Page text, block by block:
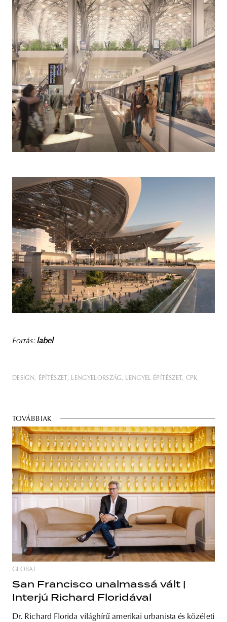
Forrás:label
DESIGN ÉPÍTÉSZET LENGYELORSZÁG LENGYEL ÉPÍTÉSZET CPK
TOVÁBBIAK
GLOBAL
San Francisco unalmassá vált |
Interjú Richard Floridával
Dr. Richard Florida világhírű amerikai urbanista és közéleti